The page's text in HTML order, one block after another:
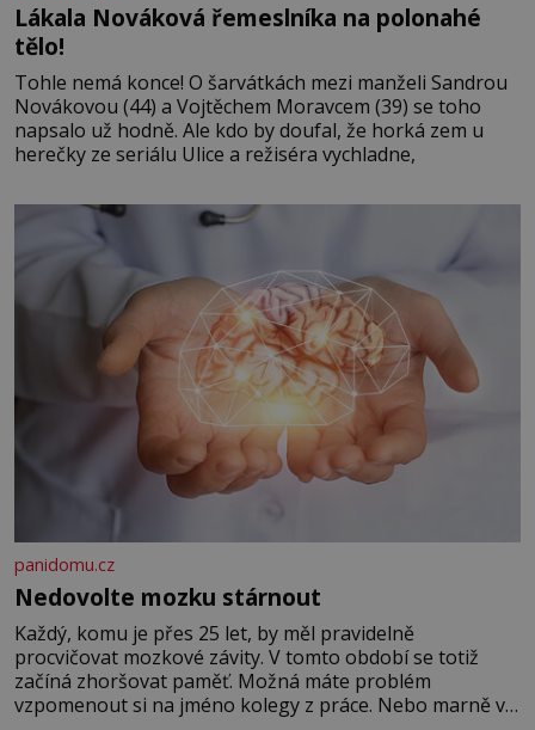
Lákala Nováková řemeslníka na polonahé
tělo!
Tohle nemá konce! O šarvátkách mezi manželi Sandrou
Novákovou (44) a Vojtěchem Moravcem (39) se toho
napsalo už hodně. Ale kdo by doufal, že horká zem u
herečky ze seriálu Ulice a režiséra vychladne,
panidomu.cz
Nedovolte mozku stárnout
Každý, komu je přes 25 let, by měl pravidelně
procvičovat mozkové závity. V tomto období se totiž
začíná zhoršovat paměť. Možná máte problém
vzpomenout si na jméno kolegy z práce. Nebo marně v